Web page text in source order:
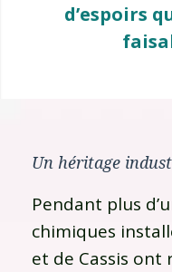
d’espoirs
Un héritage
Pendant plus
chimiques
et de Cassis ont